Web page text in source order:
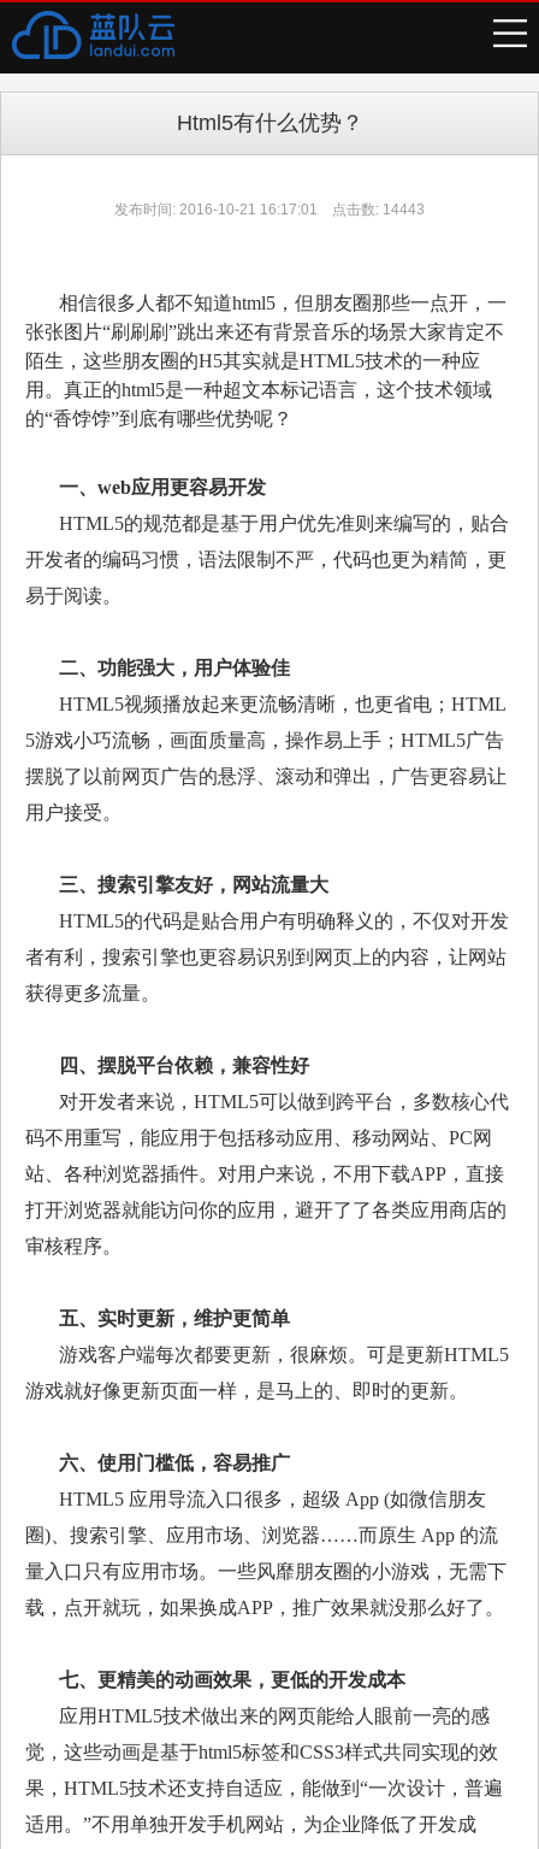
Html5有什么优势？
发布时间: 2016-10-21 16:17:01 点击数: 14443
相信很多人都不知道html5 ，但朋友圈那些一点开，一
张张图片“刷刷刷”跳出来还有背景音乐的场景大家肯定不
陌生，这些朋友圈的H5其实就是HTML5技术的一种应
用。真正的html5是一种超文本标记语言，这个技术领域
的“香饽饽”到底有哪些优势呢？
一、 web应用更容易开发
HTML5的规范都是基于用户优先准则来编写的，贴合
开发者的编码习惯，语法限制不严，代码也更为精简，更
易于阅读。
二、功能强大，用户体验佳
HTML5视频播放起来更流畅清晰，也更省电； HTML
5游戏小巧流畅，画面质量高，操作易上手； HTML5广告
摆脱了以前网页广告的悬浮、滚动和弹出，广告更容易让
用户接受。
三、搜索引擎友好，网站流量大
HTML5的代码是贴合用户有明确释义的，不仅对开发
者有利，搜索引擎也更容易识别到网页上的内容，让网站
获得更多流量。
四、摆脱平台依赖，兼容性好
对开发者来说， HTML5可以做到跨平台，多数核心代
码不用重写，能应用于包括移动应用、移动网站、 PC网
站、各种浏览器插件。对用户来说，不用下载APP ，直接
打开浏览器就能访问你的应用，避开了了各类应用商店的
审核程序。
五、实时更新，维护更简单
游戏客户端每次都要更新，很麻烦。可是更新HTML5
游戏就好像更新页面一样，是马上的、即时的更新。
六、使用门槛低，容易推广
HTML5 应用导流入口很多，超级 App (如微信朋友
圈) 、搜索引擎、应用市场、浏览器……而原生 App 的流
量入口只有应用市场。一些风靡朋友圈的小游戏，无需下
载，点开就玩，如果换成APP ，推广效果就没那么好了。
七、更精美的动画效果，更低的开发成本
应用HTML5技术做出来的网页能给人眼前一亮的感
觉，这些动画是基于html5标签和CSS3样式共同实现的效
果， HTML5技术还支持自适应，能做到“一次设计，普遍
适用。”不用单独开发手机网站，为企业降低了开发成